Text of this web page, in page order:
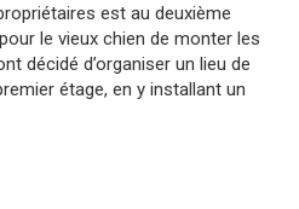
est au deuxième
le vieux chien de monter les
décidé d’organiser un lieu de
étage, en y installant un